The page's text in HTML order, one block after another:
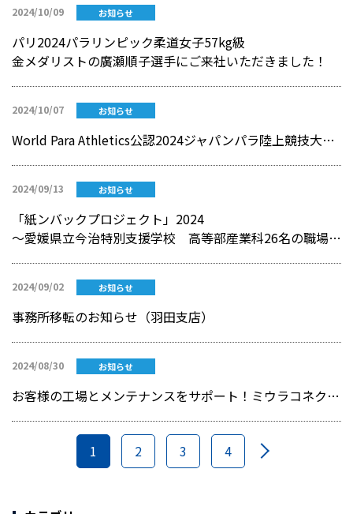
2024/10/09 お知らせ
パリ2024パラリンピック柔道女子57kg級
金メダリストの廣瀬順子選手にご来社いただきました！
2024/10/07 お知らせ
World Para Athletics公認2024ジャパンパラ陸上競技大会にてミウラジョブパートナー 藤原由奈が陸上女子800mで3連覇
2024/09/13 お知らせ
「紙ンバックプロジェクト」2024
～愛媛県立今治特別支援学校 高等部産業科26名の職場見学～
2024/09/02 お知らせ
事務所移転のお知らせ（羽田支店）
2024/08/30 お知らせ
お客様の工場とメンテナンスをサポート！ミウラコネクトセンターの公開をはじめました
1 2 3 4